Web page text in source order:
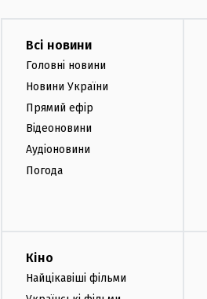
Всі новини
Головні новини
Новини України
Прямий ефір
Відеоновини
Аудіоновини
Погода
Кіно
Найцікавіші фільми